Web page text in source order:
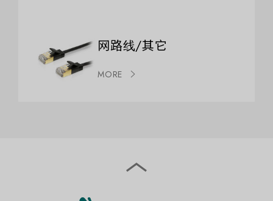
网路线/其它
MORE